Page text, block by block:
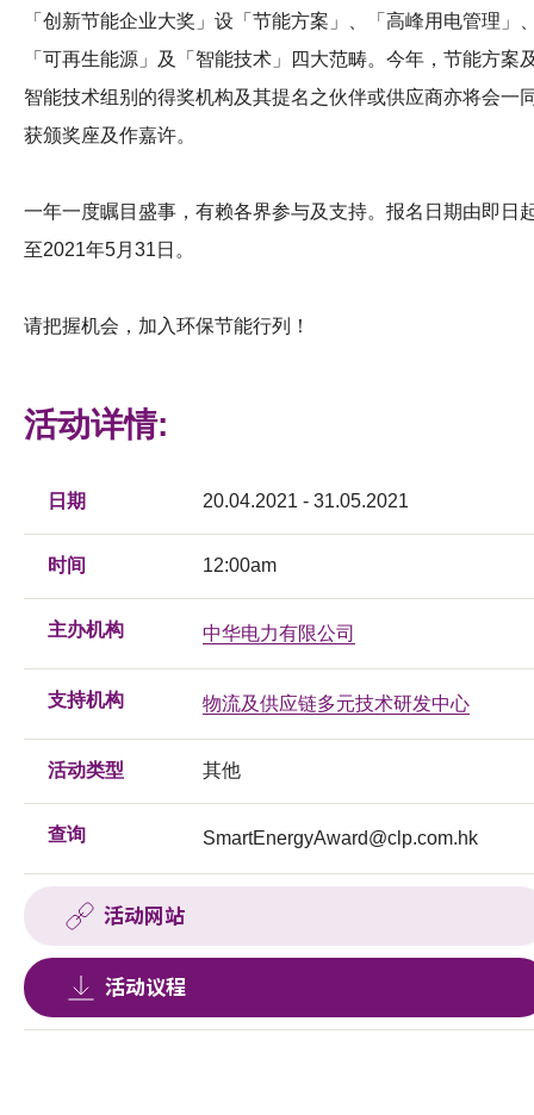
「创新节能企业大奖」设「节能方案」、「高峰用电管理」
「可再生能源」及「智能技术」四大范畴。今年，节能方案
智能技术组别的得奖机构及其提名之伙伴或供应商亦将会一
获颁奖座及作嘉许。
一年一度瞩目盛事，有赖各界参与及支持。报名日期由即日
至2021年5月31日。
请把握机会，加入环保节能行列！
活动详情:
日期 20.04.2021 - 31.05.2021
时间 12:00am
主办机构 中华电力有限公司
支持机构 物流及供应链多元技术研发中心
活动类型 其他
查询 SmartEnergyAward@clp.com.hk
活动网站
活动议程